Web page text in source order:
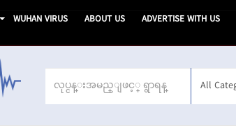
WUHAN VIRUS ABOUT US ADVERTISE WITH US
Name